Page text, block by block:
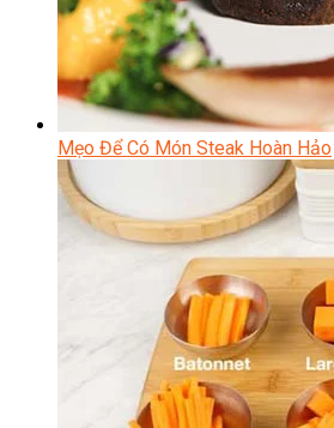
Mẹo Để Có Món Steak Hoàn Hảo